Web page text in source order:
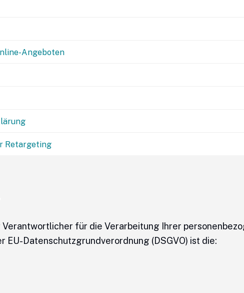
Angeboten
Retargeting
für die Verarbeitung Ihrer
EU-Datenschutzgrundverordnung (DSGVO) ist die: